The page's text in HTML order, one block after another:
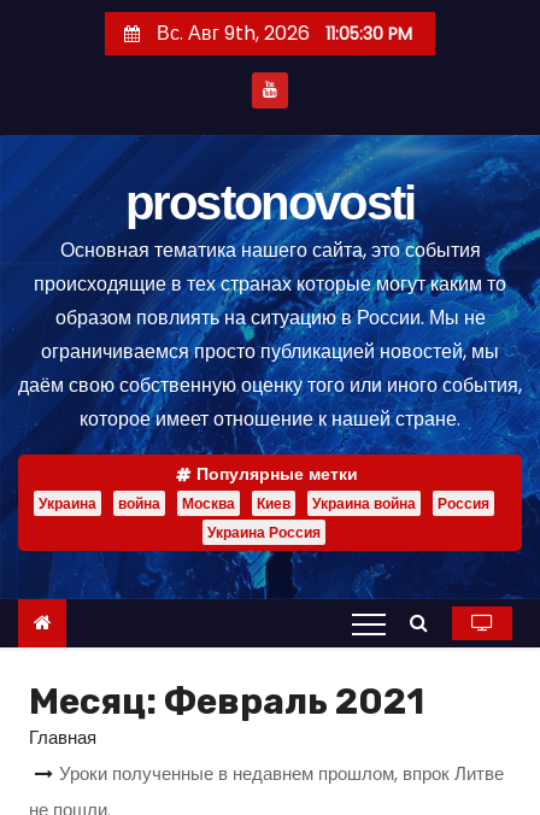
е
р
ж
м
Вс. Авг 9th, 2026 11:05:31 PM
prostonovosti
Основная тематика нашего сайта, это события
происходящие в тех странах которые могут каким то
образом повлиять на ситуацию в России. Мы не
ограничиваемся просто публикацией новостей, мы
даём свою собственную оценку того или иного события,
которое имеет отношение к нашей стране.
Популярные метки
Украина война Москва Киев Украина война
Россия
Украина Россия
Месяц: Февраль 2021
Главная
Уроки полученные в недавнем прошлом, впрок Литве
не пошли.